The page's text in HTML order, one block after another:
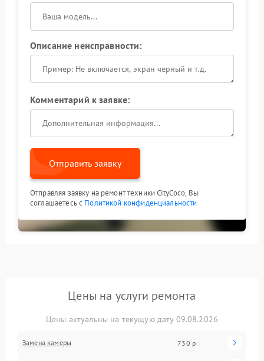
Описание неисправности:
Комментарий к заявке:
Отправить заявку
Отправляя заявку на ремонт техники CityCoco, Вы
соглашаетесь с Политикой конфиденциальности
Цены на услуги ремонта
Цены актуальны на текущую дату 09.08.2026
Замена камеры 730 р